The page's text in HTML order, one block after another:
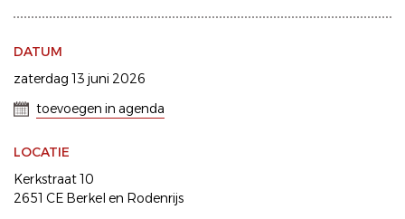
DATUM
zaterdag 13 juni 2026
toevoegen in agenda
LOCATIE
Kerkstraat 10
2651 CE Berkel en Rodenrijs